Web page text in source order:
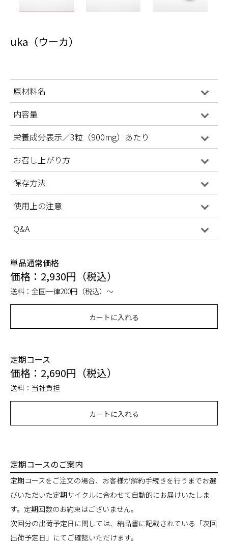
uka（ウーカ）
原材料名
内容量
栄養成分表示／3粒（900mg）あたり
お召し上がり方
保存方法
使用上の注意
Q&A
単品通常価格
価格：2,930円（税込）
送料：全国一律200円（税込）～
カートに入れる
定期コース
価格：2,690円（税込）
送料：当社負担
カートに入れる
定期コースのご案内
定期コースをご注文の場合、お客様が解約手続きを行うまでお選
びいただいた定期サイクルに合わせて自動的にお届けいたしま
す。定期回数のお約束はございません。
次回分の出荷予定日に関しては、納品書に記載されている「次回
出荷予定日」にてご確認いただけます。